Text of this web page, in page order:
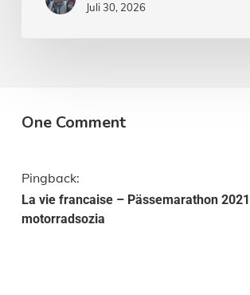
Juli 30, 2026
One Comment
Pingback:
La vie francaise – Pässemarathon 2021 |
motorradsozia